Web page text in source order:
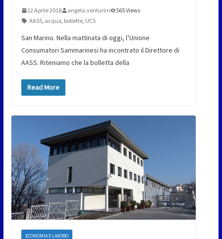
12 Aprile 2018 angela.venturini
565 Views
AASS, acqua, bollette, UCS
San Marino. Nella mattinata di oggi, l’Unione
Consumatori Sammarinesi ha incontrato il Direttore di
AASS. Riteniamo che la bolletta della
Read More
ECONOMIA E LAVORO